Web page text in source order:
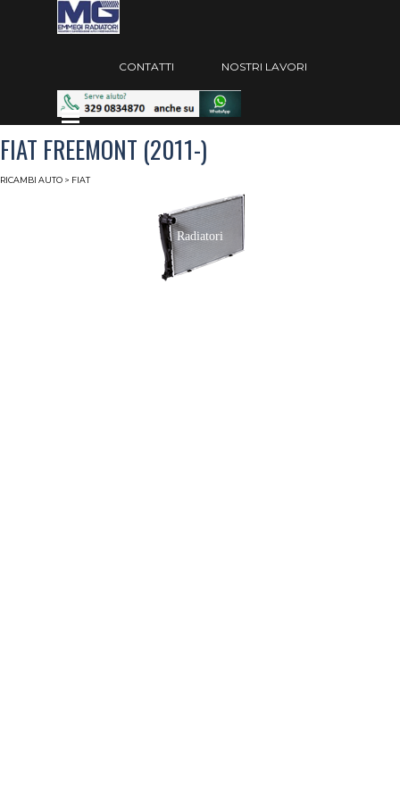
Vai ai contenuti
Salta menù
CONTATTI NOSTRI LAVORI
Salta menù
FIAT FREEMONT (2011-)
RICAMBI AUTO > FIAT
Radiatori